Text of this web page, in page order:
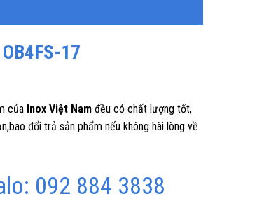
17
của Inox Việt Namđều có chất lượng tốt,
đổi trả sản phẩm nếu không hài lòng về
092 884 3838